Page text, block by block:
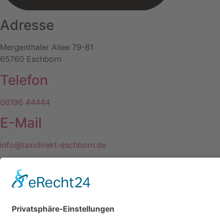
Adresse
Mergenthaler Allee 79-81
65760 Eschborn
Telefon
06196 44444
E-Mail
info@taxidirekt-eschborn.de
Jetzt die APP herunterladen